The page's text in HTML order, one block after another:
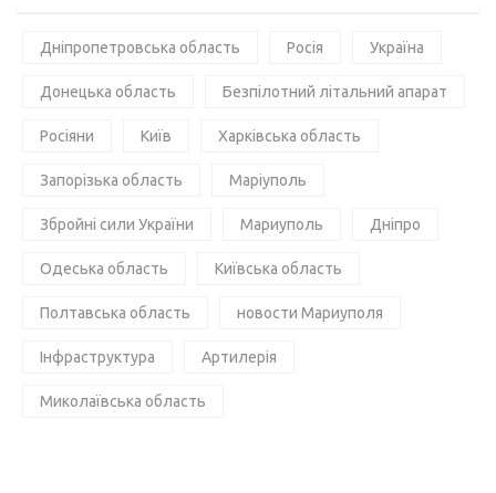
Дніпропетровська область Росія Україна
Донецька область Безпілотний літальний апарат
Росіяни Київ Харківська область
Запорізька область Маріуполь
Збройні сили України Мариуполь Дніпро
Одеська область Київська область
Полтавська область новости Мариуполя
Інфраструктура Артилерія
Миколаївська область